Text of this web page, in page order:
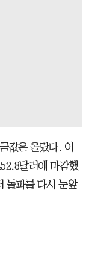
값은 올랐다. 이
달러에 마감했
돌파를 다시 눈앞